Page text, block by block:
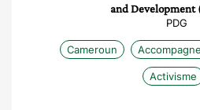
and Development
PDG
Cameroun
Activisme